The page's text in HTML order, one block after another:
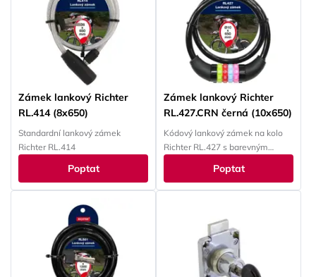
Zámek lankový Richter
RL.414 (8x650)
Standardní lankový zámek
Richter RL.414
Poptat
Zámek lankový Richter
RL.427.CRN černá (10x650)
Kódový lankový zámek na kolo
Richter RL.427 s barevným
Poptat